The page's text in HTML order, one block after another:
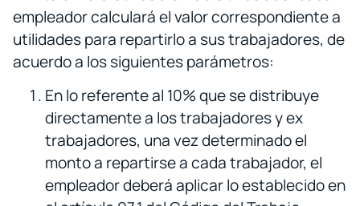
empleador calculará el valor correspondiente a
utilidades para repartirlo a sus trabajadores, de
acuerdo a los siguientes parámetros:
En lo referente al 10% que se distribuye
directamente a los trabajadores y ex
trabajadores, una vez determinado el
monto a repartirse a cada trabajador, el
empleador deberá aplicar lo establecido en